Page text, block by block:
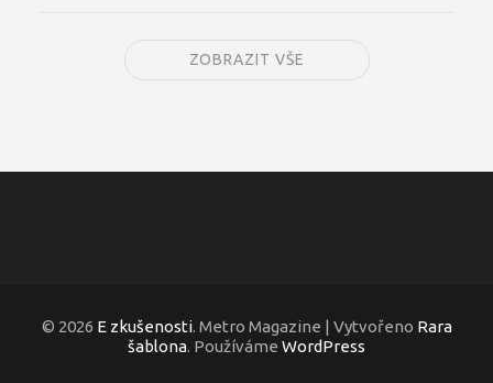
ZOBRAZIT VŠE
© 2026 E zkušenosti. Metro Magazine | Vytvořeno Rara
šablona. Používáme WordPress